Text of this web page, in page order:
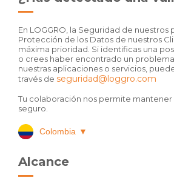
En LOGGRO, la Seguridad de nuestros
Protección de los Datos de nuestros
máxima prioridad. Si identificas una
o crees haber encontrado un
nuestras aplicaciones o servicios,
través de seguridad@loggro.com
Tu colaboración nos permite
seguro.
Colombia ▼
Alcance